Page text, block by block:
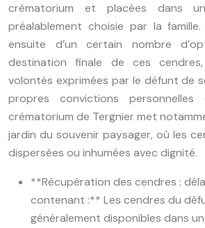
crématorium et placées dans
préalablement choisie par la
ensuite d’un certain nombre
destination finale de ces
volontés exprimées par le défunt de
propres convictions personnelles
crématorium de Tergnier met
jardin du souvenir paysager, où les
dispersées ou inhumées avec dignité.
**Récupération des cendres :
contenant :** Les cendres du
généralement disponibles dans